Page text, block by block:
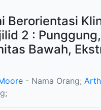
Berorientasi
2 : Punggung,
Bawah,
- Nama Orang;